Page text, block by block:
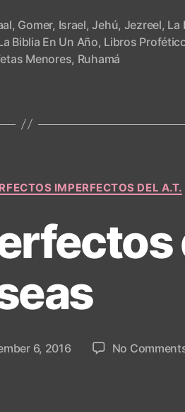
, Gomer, Israel,Jehú, Jezreel, La
Biblia En Un Año, Libros
Menores, Ruhamá
CategoriesIMPERFECTOS DEL A.T.
6, 2016 No